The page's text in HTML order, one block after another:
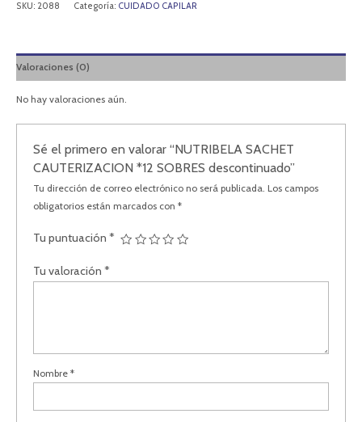
SKU: 2088 Categoría: CUIDADO CAPILAR
Valoraciones (0)
No hay valoraciones aún.
Sé el primero en valorar “NUTRIBELA SACHET
CAUTERIZACION *12 SOBRES descontinuado”
Tu dirección de correo electrónico no será publicada. Los campos
obligatorios están marcados con*
Tu puntuación*
Tu valoración*
Nombre*